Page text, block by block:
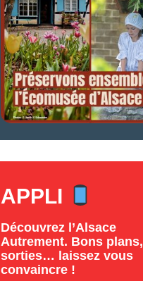
APPLI
Découvrez l’Alsace
Autrement. Bons plans,
sorties… laissez vous
convaincre !